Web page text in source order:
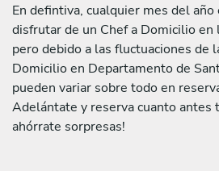
En defintiva, cualquier mes del año
disfrutar de un Chef a Domicilio en
pero debido a las fluctuaciones de
Domicilio en Departamento de
pueden variar sobre todo en
Adelántate y reserva cuanto antes
ahórrate sorpresas!